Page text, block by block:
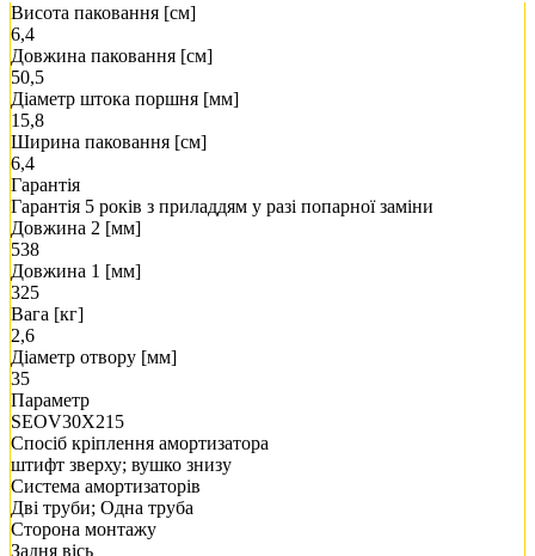
Висота паковання [см]
6,4
Довжина паковання [см]
50,5
Діаметр штока поршня [мм]
15,8
Ширина паковання [см]
6,4
Гарантія
Гарантія 5 років з приладдям у разі попарної заміни
Довжина 2 [мм]
538
Довжина 1 [мм]
325
Вага [кг]
2,6
Діаметр отвору [мм]
35
Параметр
SEOV30X215
Спосіб кріплення амортизатора
штифт зверху; вушко знизу
Система амортизаторів
Дві труби; Одна труба
Сторона монтажу
Задня вісь